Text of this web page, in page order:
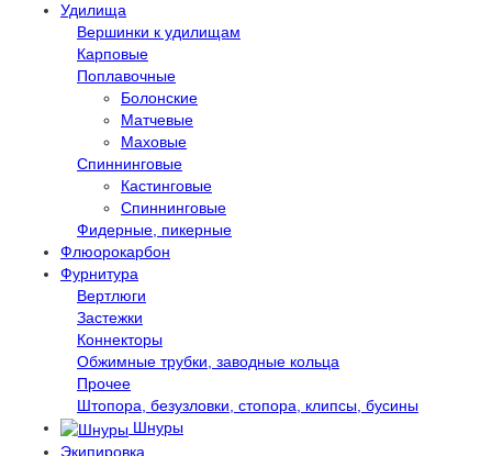
Удилища
Вершинки к удилищам
Карповые
Поплавочные
Болонские
Матчевые
Маховые
Спиннинговые
Кастинговые
Спиннинговые
Фидерные, пикерные
Флюорокарбон
Фурнитура
Вертлюги
Застежки
Коннекторы
Обжимные трубки, заводные кольца
Прочее
Штопора, безузловки, стопора, клипсы, бусины
Шнуры
Экипировка